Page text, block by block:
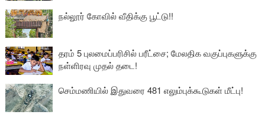
நல்லூர் கோவில் வீதிக்கு பூட்டு!!
தரம் 5 புலமைப்பரிசில் பரீட்சை; மேலதிக வகுப்புகளுக்கு
நள்ளிரவு முதல் தடை!
செம்மணியில் இதுவரை 481 எலும்புக்கூடுகள் மீட்பு!